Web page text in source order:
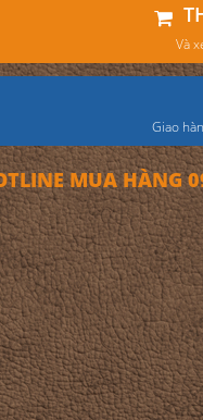
Và
Giao
MUA HÀNG